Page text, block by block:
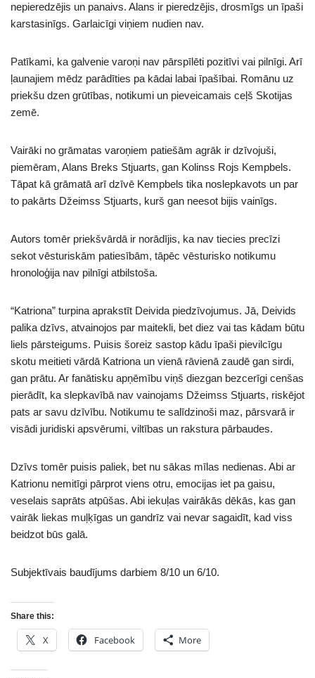
nepieredzējis un panaivs. Alans ir pieredzējis, drosmīgs un īpaši
karstasinīgs. Garlaicīgi viņiem nudien nav.
Patīkami, ka galvenie varoņi nav pārspīlēti pozitīvi vai pilnīgi. Arī
ļaunajiem mēdz parādīties pa kādai labai īpašībai. Romānu uz
priekšu dzen grūtības, notikumi un pieveicamais ceļš Skotijas
zemē.
Vairāki no grāmatas varoņiem patiešām agrāk ir dzīvojuši,
piemēram, Alans Breks Stjuarts, gan Kolinss Rojs Kempbels.
Tāpat kā grāmatā arī dzīvē Kempbels tika noslepkavots un par
to pakārts Džeimss Stjuarts, kurš gan neesot bijis vainīgs.
Autors tomēr priekšvārdā ir norādījis, ka nav tiecies precīzi
sekot vēsturiskām patiesībām, tāpēc vēsturisko notikumu
hronoloģija nav pilnīgi atbilstoša.
“Katriona” turpina aprakstīt Deivida piedzīvojumus. Jā, Deivids
palika dzīvs, atvainojos par maitekli, bet diez vai tas kādam būtu
liels pārsteigums. Puisis šoreiz sastop kādu īpaši pievilcīgu
skotu meitieti vārdā Katriona un vienā rāvienā zaudē gan sirdi,
gan prātu. Ar fanātisku apņēmību viņš diezgan bezcerīgi cenšas
pierādīt, ka slepkavībā nav vainojams Džeimss Stjuarts, riskējot
pats ar savu dzīvību. Notikumu te salīdzinoši maz, pārsvarā ir
visādi juridiski apsvērumi, viltības un rakstura pārbaudes.
Dzīvs tomēr puisis paliek, bet nu sākas mīlas nedienas. Abi ar
Katrionu nemitīgi pārprot viens otru, emocijas iet pa gaisu,
veselais saprāts atpūšas. Abi iekuļas vairākās dēkās, kas gan
vairāk liekas muļķīgas un gandrīz vai nevar sagaidīt, kad viss
beidzot būs galā.
Subjektīvais baudījums darbiem 8/10 un 6/10.
Share this:
X Facebook More